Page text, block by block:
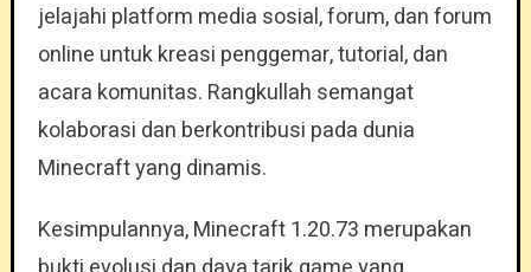
jelajahi platform media sosial, forum, dan forum
online untuk kreasi penggemar, tutorial, dan
acara komunitas. Rangkullah semangat
kolaborasi dan berkontribusi pada dunia
Minecraft yang dinamis.
Kesimpulannya, Minecraft 1.20.73 merupakan